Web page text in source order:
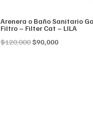
Arenera o Baño Sanitario
Filtro – Filter Cat – LILA
$120,000Original
$90,000Current